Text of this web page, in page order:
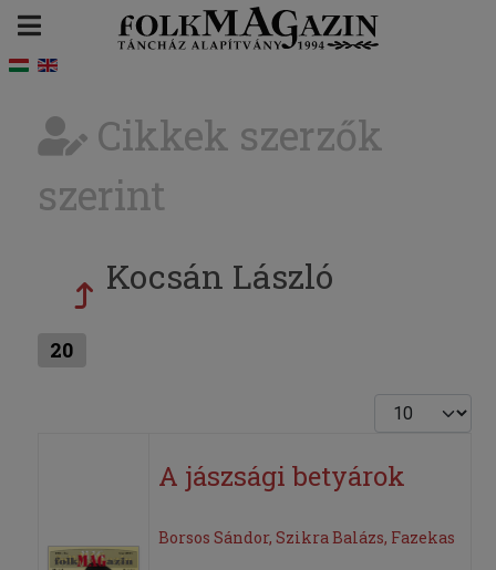
Cikkek szerzők
szerint
Kocsán László
20
Tételek #
A jászsági betyárok
Borsos Sándor, Szikra Balázs, Fazekas